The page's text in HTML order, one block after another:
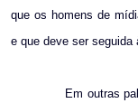
que os homens de
e que deve ser seguida
Em outras